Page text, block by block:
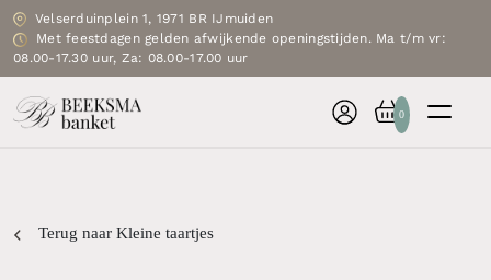
Velserduinplein 1, 1971 BR IJmuiden
Met feestdagen gelden afwijkende openingstijden. Ma t/m vr:
08.00-17.30 uur, Za: 08.00-17.00 uur
0
Terug naar Kleine taartjes